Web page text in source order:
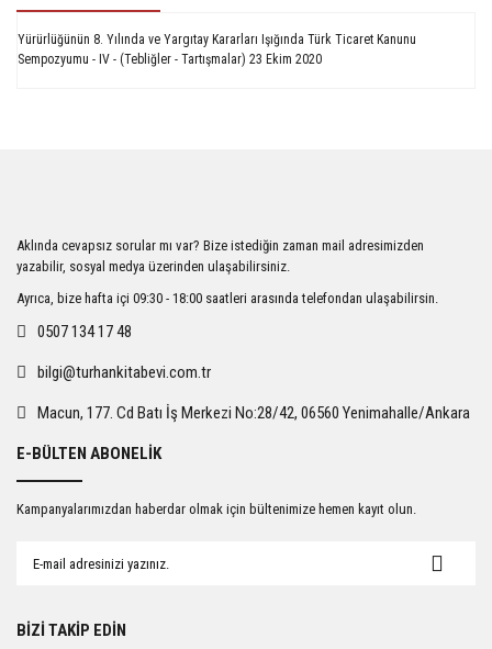
Yürürlüğünün 8. Yılında ve Yargıtay Kararları Işığında Türk Ticaret Kanunu
Sempozyumu - IV - (Tebliğler - Tartışmalar) 23 Ekim 2020
Ürün açıklamasında eksik bilgiler bulunuyor.
Ürün bilgilerinde hatalar bulunuyor.
Ürün fiyatı diğer sitelerden daha pahalı.
Gönder
Aklında cevapsız sorular mı var? Bize istediğin zaman mail adresimizden
yazabilir, sosyal medya üzerinden ulaşabilirsiniz.
Ayrıca, bize hafta içi 09:30 - 18:00 saatleri arasında telefondan ulaşabilirsin.
0507 134 17 48
bilgi@turhankitabevi.com.tr
Macun, 177. Cd Batı İş Merkezi No:28/42, 06560 Yenimahalle/Ankara
E-BÜLTEN ABONELİK
Kampanyalarımızdan haberdar olmak için bültenimize hemen kayıt olun.
BİZİ TAKİP EDİN